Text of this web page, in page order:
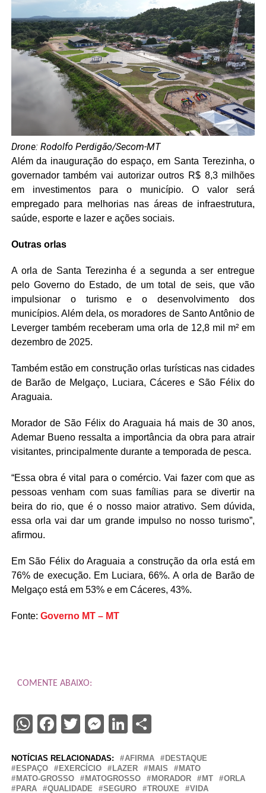
Drone: Rodolfo Perdigão/Secom-MT
Além da inauguração do espaço, em Santa Terezinha, o
governador também vai autorizar outros R$ 8,3 milhões
em investimentos para o município. O valor será
empregado para melhorias nas áreas de infraestrutura,
saúde, esporte e lazer e ações sociais.
Outras orlas
A orla de Santa Terezinha é a segunda a ser entregue
pelo Governo do Estado, de um total de seis, que vão
impulsionar o turismo e o desenvolvimento dos
municípios. Além dela, os moradores de Santo Antônio de
Leverger também receberam uma orla de 12,8 mil m² em
dezembro de 2025.
Também estão em construção orlas turísticas nas cidades
de Barão de Melgaço, Luciara, Cáceres e São Félix do
Araguaia.
Morador de São Félix do Araguaia há mais de 30 anos,
Ademar Bueno ressalta a importância da obra para atrair
visitantes, principalmente durante a temporada de pesca.
“Essa obra é vital para o comércio. Vai fazer com que as
pessoas venham com suas famílias para se divertir na
beira do rio, que é o nosso maior atrativo. Sem dúvida,
essa orla vai dar um grande impulso no nosso turismo”,
afirmou.
Em São Félix do Araguaia a construção da orla está em
76% de execução. Em Luciara, 66%. A orla de Barão de
Melgaço está em 53% e em Cáceres, 43%.
Fonte: Governo MT – MT
COMENTE ABAIXO:
WhatsApp
Facebook
Twitter
Messenger
LinkedIn
Share
NOTÍCIAS RELACIONADAS: AFIRMA
DESTAQUE
ESPAÇO
EXERCÍCIO LAZER MAIS
MATO
MATO-GROSSO
MATOGROSSO MORADOR MT
ORLA
PARA
QUALIDADE SEGURO TROUXE VIDA